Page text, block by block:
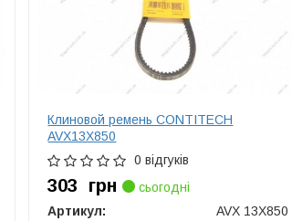
Клиновой ремень CONTITECH
AVX13X850
0 відгуків
303 грн
сьогодні
Артикул:
AVX 13X850